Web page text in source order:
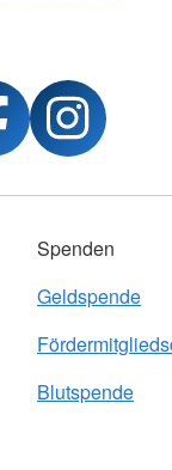
Spenden
Geldspende
Blutspende